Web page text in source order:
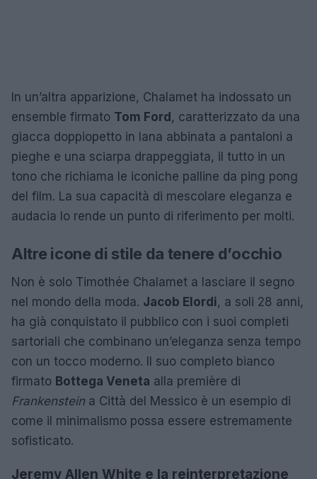
In un’altra apparizione, Chalamet ha indossato un
ensemble firmato Tom Ford, caratterizzato da una
giacca doppiopetto in lana abbinata a pantaloni a
pieghe e una sciarpa drappeggiata, il tutto in un
tono che richiama le iconiche palline da ping pong
del film. La sua capacità di mescolare eleganza e
audacia lo rende un punto di riferimento per molti.
Altre icone di stile da tenere d’occhio
Non è solo Timothée Chalamet a lasciare il segno
nel mondo della moda. Jacob Elordi, a soli 28 anni,
ha già conquistato il pubblico con i suoi completi
sartoriali che combinano un’eleganza senza tempo
con un tocco moderno. Il suo completo bianco
firmato Bottega Veneta alla première di
Frankenstein a Città del Messico è un esempio di
come il minimalismo possa essere estremamente
sofisticato.
Jeremy Allen White e la reinterpretazione